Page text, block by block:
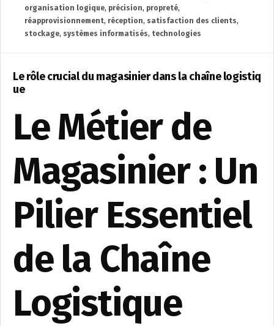
organisation logique, précision, propreté,
réapprovisionnement, réception, satisfaction des clients,
stockage, systèmes informatisés, technologies
Le rôle crucial du magasinier dans la chaîne logistiq
ue
Le Métier de
Magasinier : Un
Pilier Essentiel
de la Chaîne
Logistique